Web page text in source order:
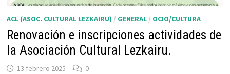
ACL (ASOC. CULTURAL LEZKAIRU) / GENERAL/ OCIO/CULTURA
Renovación e inscripciones actividades de
la Asociación Cultural Lezkairu.
13 febrero 2025 0